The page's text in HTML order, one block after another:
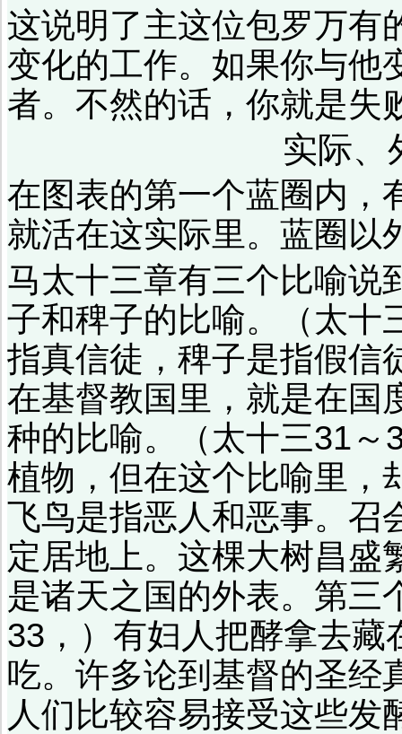
这说明了主这位包罗万有
变化的工作。如果你与他
者。不然的话，你就是失
实际、
在图表的第一个蓝圈内，
就活在这实际里。蓝圈以
马太十三章有三个比喻说
子和稗子的比喻。（太十
指真信徒，稗子是指假信
在基督教国里，就是在国
种的比喻。（太十三31
植物，但在这个比喻里，
飞鸟是指恶人和恶事。召
定居地上。这棵大树昌盛
是诸天之国的外表。第三
33，）有妇人把酵拿去
吃。许多论到基督的圣经
人们比较容易接受这些发